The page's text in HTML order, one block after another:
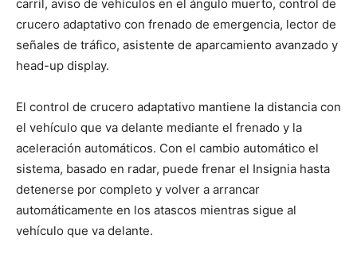
carril, aviso de vehículos en el ángulo muerto, control de
crucero adaptativo con frenado de emergencia, lector de
señales de tráfico, asistente de aparcamiento avanzado y
head-up display.
El control de crucero adaptativo mantiene la distancia con
el vehículo que va delante mediante el frenado y la
aceleración automáticos. Con el cambio automático el
sistema, basado en radar, puede frenar el Insignia hasta
detenerse por completo y volver a arrancar
automáticamente en los atascos mientras sigue al
vehículo que va delante.